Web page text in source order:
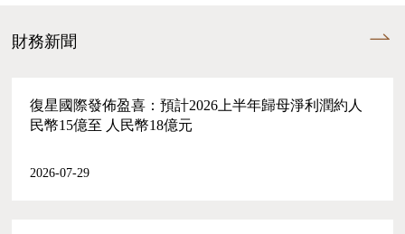
財務新聞
復星國際發佈盈喜：預計2026上半年歸母淨利潤約人
民幣15億至 人民幣18億元
2026-07-29